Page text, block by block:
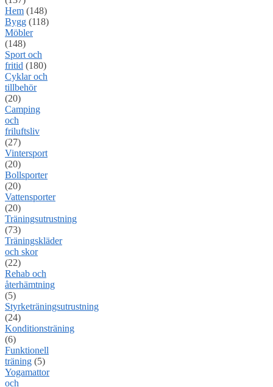
Hem (148)
Bygg (118)
Möbler
(148)
Sport och
fritid (180)
Cyklar och
tillbehör
(20)
Camping
och
friluftsliv
(27)
Vintersport
(20)
Bollsporter
(20)
Vattensporter
(20)
Träningsutrustning
(73)
Träningskläder
och skor
(22)
Rehab och
återhämtning
(5)
Styrketräningsutrustning
(24)
Konditionsträning
(6)
Funktionell
träning (5)
Yogamattor
och